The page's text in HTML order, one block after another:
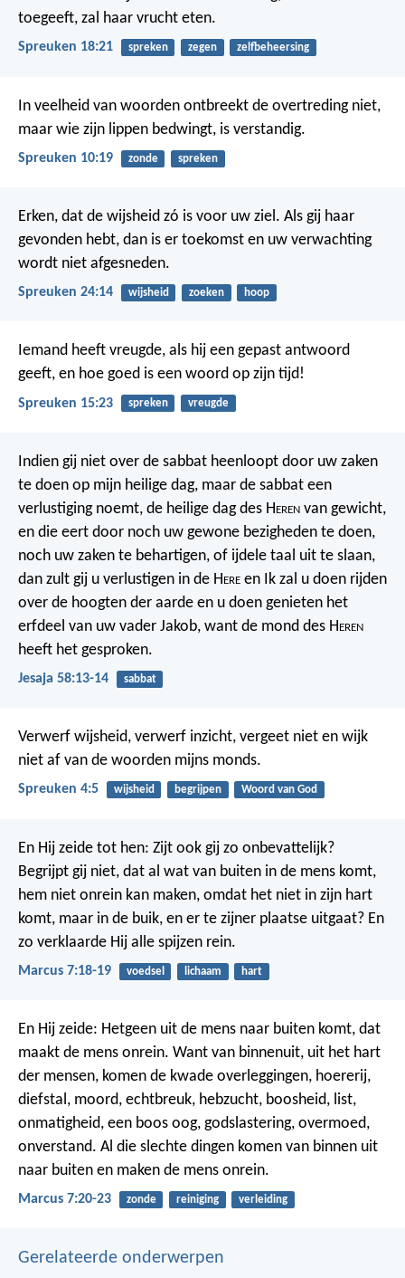
toegeeft, zal haar vrucht eten.
Spreuken 18:21 spreken zegen zelfbeheersing
In veelheid van woorden ontbreekt de overtreding niet,
maar wie zijn lippen bedwingt, is verstandig.
Spreuken 10:19 zonde spreken
Erken, dat de wijsheid zó is voor uw ziel. Als gij haar
gevonden hebt, dan is er toekomst en uw verwachting
wordt niet afgesneden.
Spreuken 24:14 wijsheid zoeken hoop
Iemand heeft vreugde, als hij een gepast antwoord
geeft, en hoe goed is een woord op zijn tijd!
Spreuken 15:23 spreken vreugde
Indien gij niet over de sabbat heenloopt door uw zaken
te doen op mijn heilige dag, maar de sabbat een
verlustiging noemt, de heilige dag des Heren van gewicht,
en die eert door noch uw gewone bezigheden te doen,
noch uw zaken te behartigen, of ijdele taal uit te slaan,
dan zult gij u verlustigen in de Here en Ik zal u doen rijden
over de hoogten der aarde en u doen genieten het
erfdeel van uw vader Jakob, want de mond des Heren
heeft het gesproken.
Jesaja 58:13-14 sabbat
Verwerf wijsheid, verwerf inzicht, vergeet niet en wijk
niet af van de woorden mijns monds.
Spreuken 4:5 wijsheid begrijpen Woord van God
En Hij zeide tot hen: Zijt ook gij zo onbevattelijk?
Begrijpt gij niet, dat al wat van buiten in de mens komt,
hem niet onrein kan maken, omdat het niet in zijn hart
komt, maar in de buik, en er te zijner plaatse uitgaat? En
zo verklaarde Hij alle spijzen rein.
Marcus 7:18-19 voedsel lichaam hart
En Hij zeide: Hetgeen uit de mens naar buiten komt, dat
maakt de mens onrein. Want van binnenuit, uit het hart
der mensen, komen de kwade overleggingen, hoererij,
diefstal, moord, echtbreuk, hebzucht, boosheid, list,
onmatigheid, een boos oog, godslastering, overmoed,
onverstand. Al die slechte dingen komen van binnen uit
naar buiten en maken de mens onrein.
Marcus 7:20-23 zonde reiniging verleiding
Gerelateerde onderwerpen